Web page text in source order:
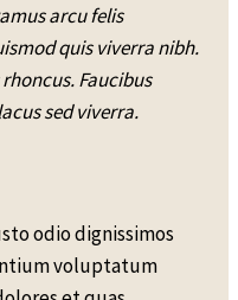
arcu felis
quis viverra nibh.
Faucibus
sed viverra.
odio dignissimos
voluptatum